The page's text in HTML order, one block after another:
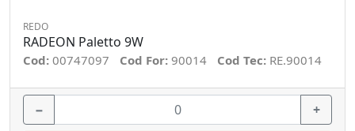
REDO
RADEON Paletto 9W
Cod: 00747097 Cod For: 90014 Cod Tec: RE.90014
− +